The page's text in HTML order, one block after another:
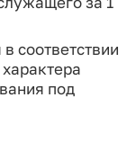
соответствии
под